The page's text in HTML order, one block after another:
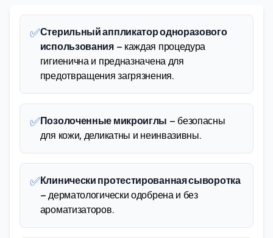
✅Стерильный аппликатор одноразового
использования– каждая процедура
гигиенична и предназначена для
предотвращения загрязнения.
✅Позолоченные микроиглы – безопасны
для кожи, деликатны и неинвазивны.
✅Клинически протестированная сыворотка
– дерматологически одобрена и без
ароматизаторов.